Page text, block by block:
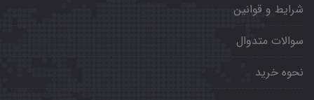
شرایط و قوانین
سوالات متدوال
نحوه خرید